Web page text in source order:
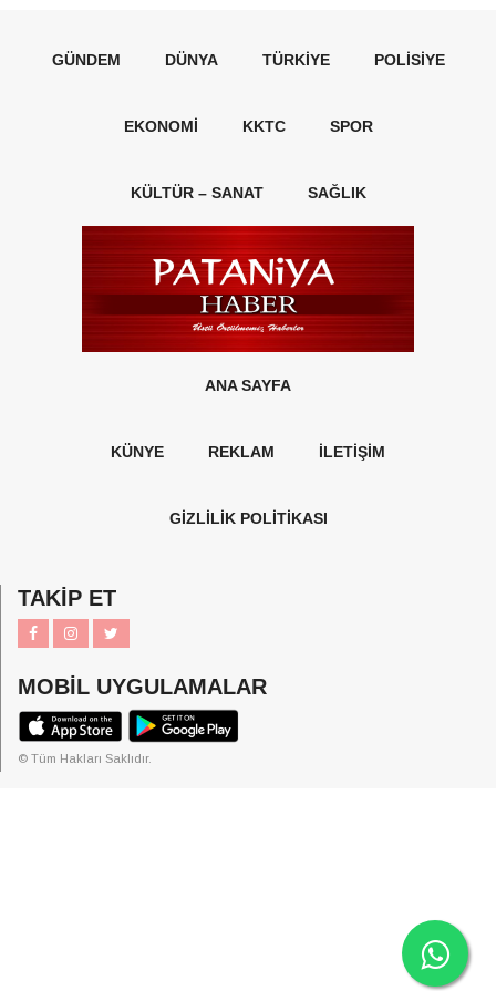
GÜNDEM DÜNYA TÜRKIYE POLISIYE
EKONOMI KKTC SPOR
KÜLTÜR – SANAT SAĞLIK
ANA SAYFA
KÜNYE REKLAM İLETİŞİM
GİZLİLİK POLİTİKASI
TAKİP ET
MOBİL UYGULAMALAR
© Tüm Hakları Saklıdır.